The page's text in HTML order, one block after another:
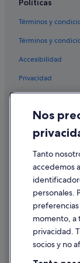
Pensiones en San
Campings de
Hoteles con todo
Pensiones en San
Hoteles con todo
Hoteles de 5
Hoteles con todo
Pensiones en
Pensiones en Isla
Pensiones en
Apartoteles en
Almería hoteles
Pensiones en
Políticas
Términos y
Términos y
Accesibilidad
Privacidad
Condiciones de
Información legal/
Pautas sobre el
Ayuda
Cancelar un vuelo
Cancelar una
Plazos de
Nos
Tanto
accedemos
personales.
momento, a
privacidad.
socios y no